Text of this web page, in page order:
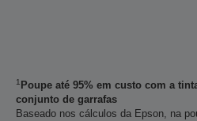
1 Poupe até 95% em custo com a
conjunto de garrafas
Baseado nos cálculos da Epson, na